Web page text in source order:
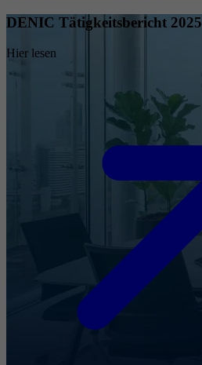
DENIC Tätigkeitsbericht 2025
Hier lesen